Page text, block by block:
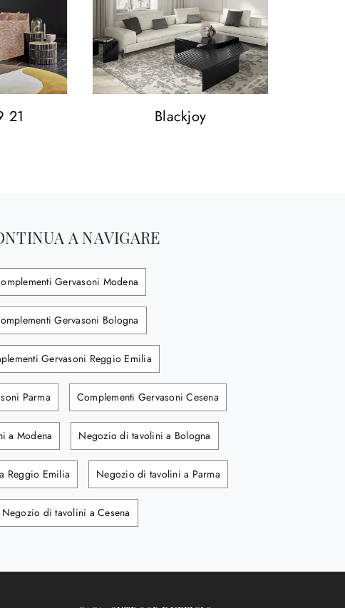
21 Blackjoy
A NAVIGARE
Gervasoni Modena
Gervasoni Bologna
Gervasoni Reggio Emilia
Parma Complementi Gervasoni Cesena
a Modena Negozio di tavolini a Bologna
Reggio Emilia Negozio di tavolini a Parma
Negozio di tavolini a Cesena